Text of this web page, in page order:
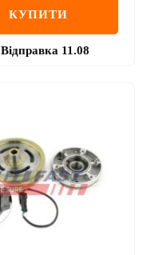
КУПИТИ
Відправка 11.08